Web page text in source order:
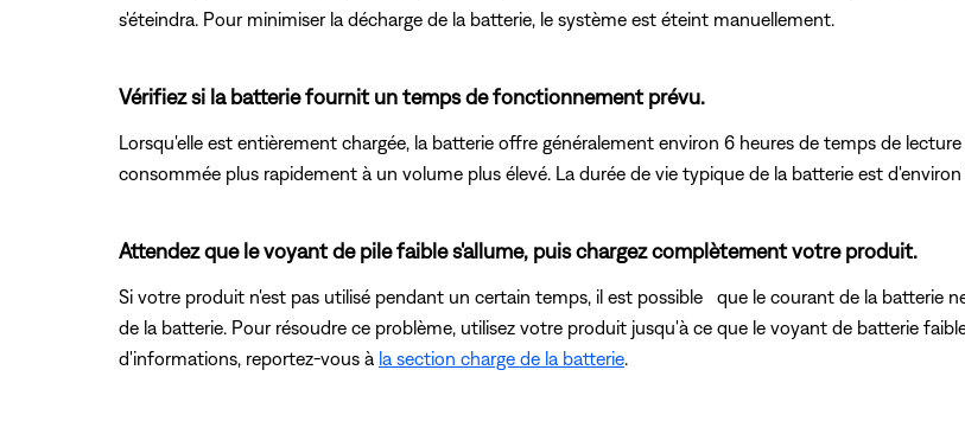
s'éteindra. Pour minimiser la décharge de la batterie, le système est éteint manuellement.
Vérifiez si la batterie fournit un temps de fonctionnement prévu.
Lorsqu'elle est entièrement chargée, la batterie offre généralement environ 6 heures de temps de
consommée plus rapidement à un volume plus élevé. La durée de vie typique de la batterie est
Attendez que le voyant de pile faible s'allume, puis chargez complètement votre produit.
Si votre produit n'est pas utilisé pendant un certain temps, il est possible que le courant de la batterie
de la batterie. Pour résoudre ce problème, utilisez votre produit jusqu'à ce que le voyant de batterie
d'informations, reportez-vous à la section charge de la batterie